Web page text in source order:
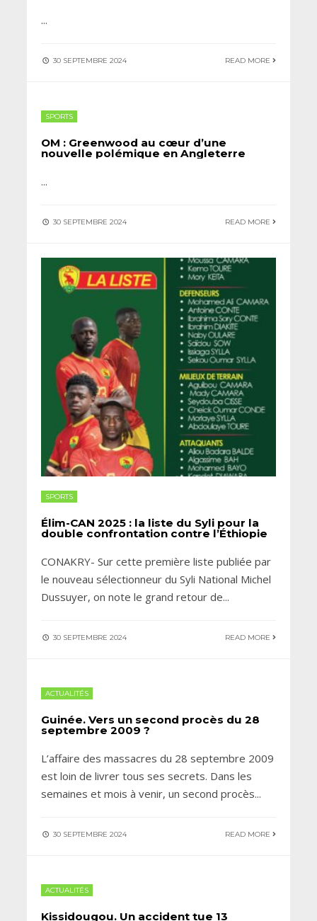
...
30 SEPTEMBRE 2024 READ MORE
SPORTS
OM : Greenwood au cœur d’une
nouvelle polémique en Angleterre
...
30 SEPTEMBRE 2024 READ MORE
SPORTS
Élim-CAN 2025 : la liste du Syli pour la
double confrontation contre l’Éthiopie
CONAKRY- Sur cette première liste publiée par
le nouveau sélectionneur du Syli National Michel
Dussuyer, on note le grand retour de...
30 SEPTEMBRE 2024 READ MORE
ACTUALITÉS
Guinée. Vers un second procès du 28
septembre 2009 ?
L’affaire des massacres du 28 septembre 2009
est loin de livrer tous ses secrets. Dans les
semaines et mois à venir, un second procès...
30 SEPTEMBRE 2024 READ MORE
ACTUALITÉS
Kissidougou. Un accident tue 13